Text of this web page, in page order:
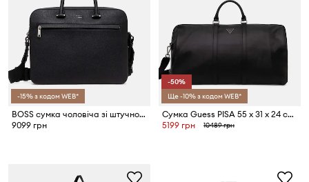
-15% з кодом WEB*
BOSS сумка чоловіча зі штучної шкіри Ray_S doc case N.
9099 грн
-50%
Ще -10% з кодом WEB*
Сумка Guess PISA 55 x 31 x 24 cm
5199 грн
10489 грн